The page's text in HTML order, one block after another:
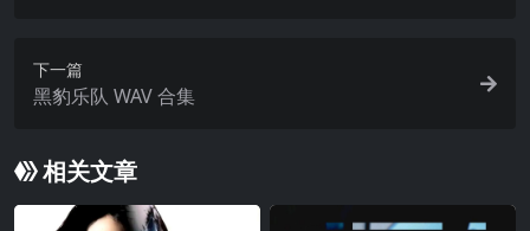
下一篇
黑豹乐队 WAV 合集
相关文章